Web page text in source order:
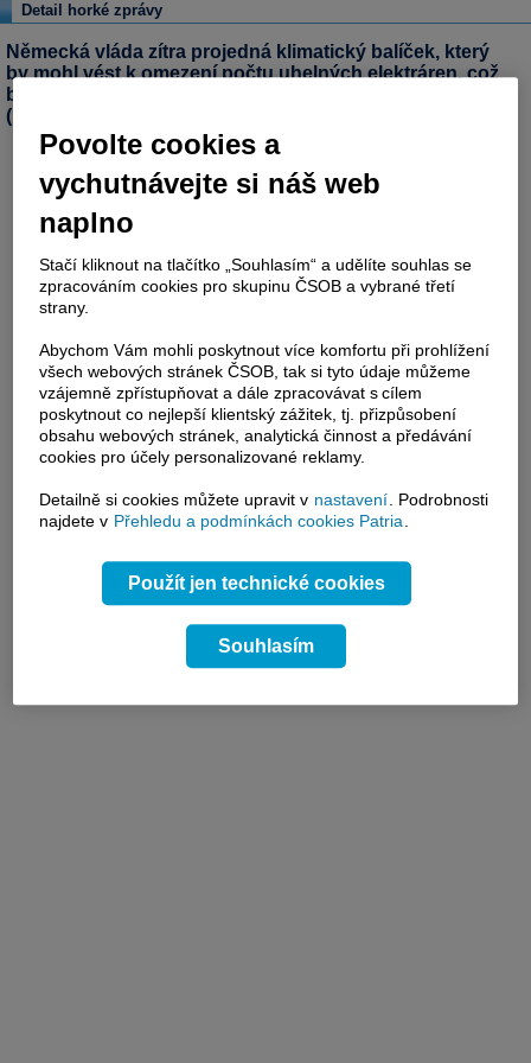
Detail horké zprávy
Německá vláda zítra projedná klimatický balíček, který
by mohl vést k omezení počtu uhelných elektráren, což
by mohlo představovat impuls pro růst ceny elektřiny.
(Patria)
Povolte cookies a
vychutnávejte si náš web
naplno
Stačí kliknout na tlačítko „Souhlasím“ a udělíte souhlas se
zpracováním cookies pro skupinu ČSOB a vybrané třetí
strany.
Abychom Vám mohli poskytnout více komfortu při prohlížení
všech webových stránek ČSOB, tak si tyto údaje můžeme
vzájemně zpřístupňovat a dále zpracovávat s cílem
poskytnout co nejlepší klientský zážitek, tj. přizpůsobení
obsahu webových stránek, analytická činnost a předávání
cookies pro účely personalizované reklamy.
Detailně si cookies můžete upravit v nastavení. Podrobnosti
najdete v Přehledu a podmínkách cookies Patria.
Použít jen technické cookies
Souhlasím